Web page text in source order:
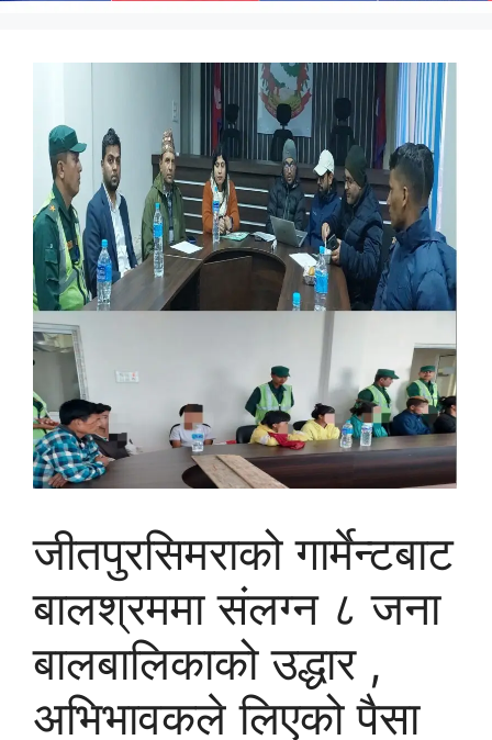
जीतपुरसिमराको गार्मेन्टबाट
बालश्रममा संलग्न ८ जना
बालबालिकाको उद्धार ,
अभिभावकले लिएको पैसा